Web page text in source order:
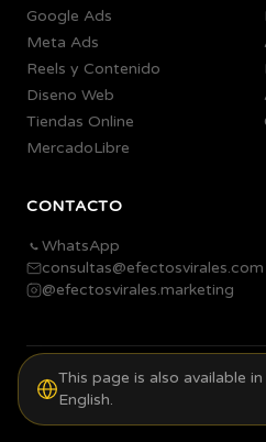
Google Ads
Meta Ads
Reels y Contenido
Diseno Web
Tiendas Online
MercadoLibre
CONTACTO
WhatsApp
consultas@efectosvirales.com
@efectosvirales.marketing
©2026Efectos Virales.Todos
Agencia de Marketing Digital
This page is also available in
English.